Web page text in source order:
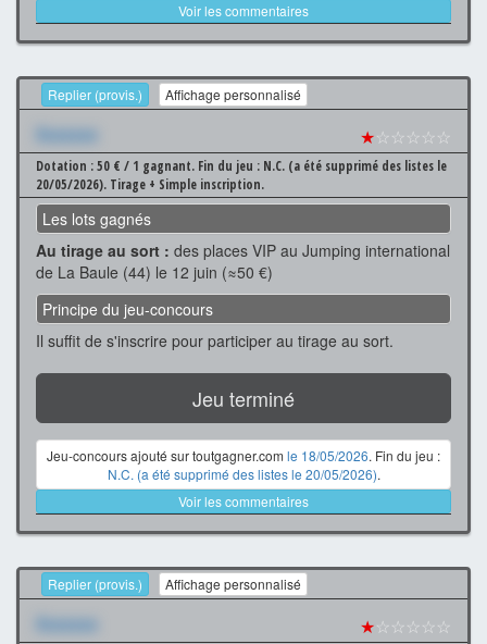
Voir les commentaires
Replier (provis.) Affichage personnalisé
Xxxxxxx ★☆☆☆☆☆
Dotation : 50 € / 1 gagnant. Fin du jeu : N.C. (a été supprimé des listes le
20/05/2026). Tirage + Simple inscription.
Les lots gagnés
Au tirage au sort : des places VIP au Jumping international
de La Baule (44) le 12 juin (≈50 €)
Principe du jeu-concours
Il suffit de s'inscrire pour participer au tirage au sort.
Jeu terminé
Jeu-concours ajouté sur toutgagner.com le 18/05/2026. Fin du jeu :
N.C. (a été supprimé des listes le 20/05/2026).
Voir les commentaires
Replier (provis.) Affichage personnalisé
Xxxxxxx ★☆☆☆☆☆